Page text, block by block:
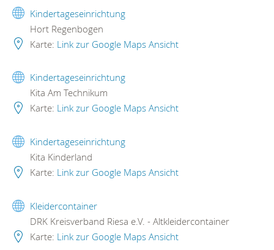
Kindertageseinrichtung
Hort Regenbogen
Karte: Link zur Google Maps Ansicht
Kindertageseinrichtung
Kita Am Technikum
Karte: Link zur Google Maps Ansicht
Kindertageseinrichtung
Kita Kinderland
Karte: Link zur Google Maps Ansicht
Kleidercontainer
DRK Kreisverband Riesa e.V. - Altkleidercontainer
Karte: Link zur Google Maps Ansicht